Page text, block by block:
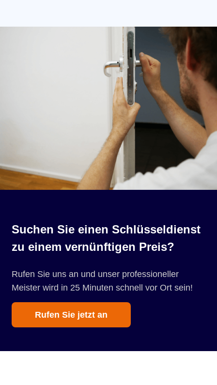
Suchen Sie einen Schlüsseldienst
zu einem vernünftigen Preis?
Rufen Sie uns an und unser professioneller
Meister wird in 25 Minuten schnell vor Ort sein!
Rufen Sie jetzt an